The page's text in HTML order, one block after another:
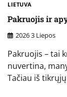
LIETUVA
Pakruojis ir
2026 3 Liepos
Pakruojis – tai
nuvertina,
Tačiau iš